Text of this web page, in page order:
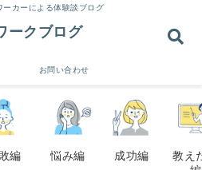
カーによる体験談ブログ
ークブログ
お問い合わせ
編 悩み編 成功編
教え